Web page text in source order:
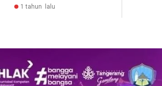
1 tahun lalu